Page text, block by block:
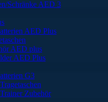
Schränke AED 3
AED Plus
AED plus
AED Plus
G3
Zubehör